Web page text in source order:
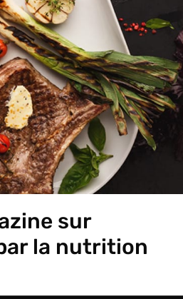
sur
la nutrition